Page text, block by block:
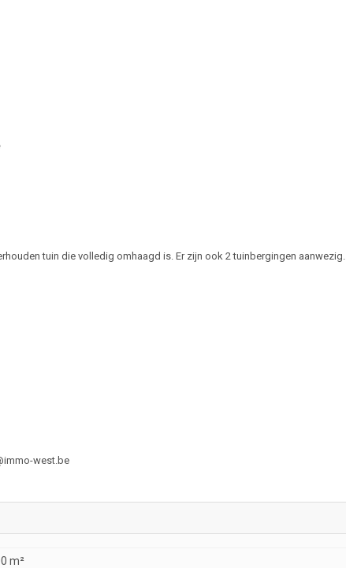
tuin die volledig omhaagd is. Er zijn ook 2 tuinbergingen aanwezig.
west.be
m²